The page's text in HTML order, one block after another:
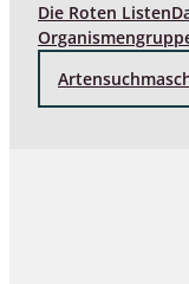
Die Roten Listen